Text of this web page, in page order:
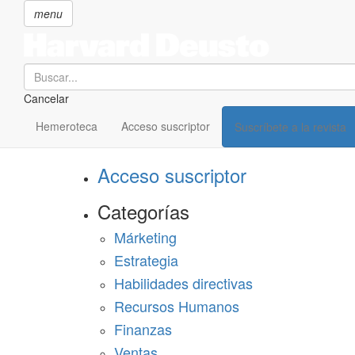
menu
Search
Cancelar
Hemeroteca Acceso suscriptor Suscríbete a la revista
SECCIONES
Suscríbete a Harvard Deusto
Acceso suscriptor
Categorías
Márketing
Estrategia
Habilidades directivas
Recursos Humanos
Finanzas